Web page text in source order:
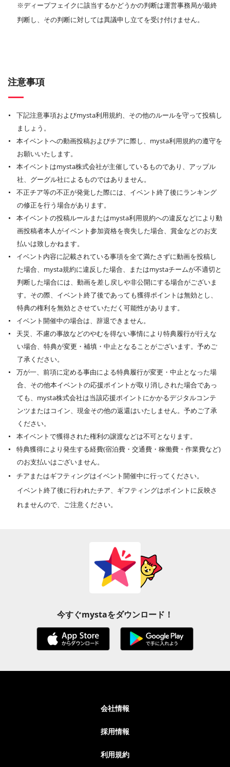
※ディープフェイクに該当するかどうかの判断は運営事務局が最終
判断し、その判断に対しては異議申し立てを受け付けません。
注意事項
下記注意事項およびmysta利用規約、その他のルールを守って投稿し
ましょう。
本イベントへの動画投稿およびチアに際し、mysta利用規約の遵守を
お願いいたします。
本イベントはmysta株式会社が主催しているものであり、アップル
社、グーグル社によるものではありません。
不正チア等の不正が発覚した際には、イベント終了後にランキング
の修正を行う場合があります。
本イベントの投稿ルールまたはmysta利用規約への違反などにより動
画投稿者本人がイベント参加資格を喪失した場合、賞金などのお支
払いは致しかねます。
イベント内容に記載されている事項を全て満たさずに動画を投稿し
た場合、mysta規約に違反した場合、またはmystaチームが不適切と
判断した場合には、動画を差し戻しや非公開にする場合がございま
す。その際、イベント終了後であっても獲得ポイントは無効とし、
特典の権利を無効とさせていただく可能性があります。
イベント開催中の場合は、辞退できません。
天災、不慮の事故などのやむを得ない事情により特典履行が行えな
い場合、特典が変更・補填・中止となることがございます。予めご
了承ください。
万が一、前項に定める事由による特典履行が変更・中止となった場
合、その他本イベントの応援ポイントが取り消しされた場合であっ
ても、mysta株式会社は当該応援ポイントにかかるデジタルコンテ
ンツまたはコイン、現金その他の返還はいたしません。予めご了承
ください。
本イベントで獲得された権利の譲渡などは不可となります。
特典獲得により発生する経費(宿泊費・交通費・稼働費・作業費など)
のお支払いはございません。
チアまたはギフティングはイベント開催中に行ってください。
イベント終了後に行われたチア、ギフティングはポイントに反映さ
れませんので、ご注意ください。
今すぐmystaをダウンロード！
会社情報
採用情報
利用規約